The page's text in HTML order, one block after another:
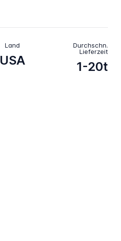
Land
USA
Durchschn.
Lieferzeit
1-20t